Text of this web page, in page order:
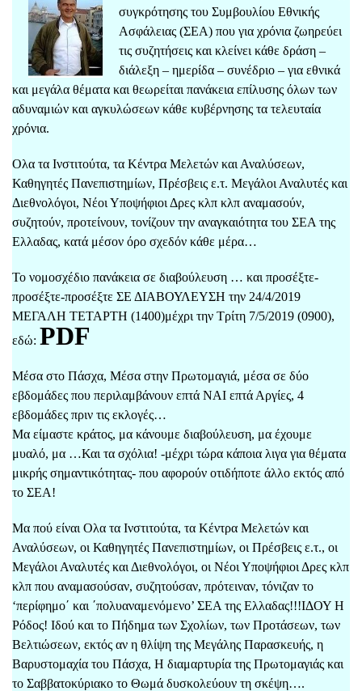
συγκρότησης του Συμβουλίου Εθνικής
Ασφάλειας (ΣΕΑ) που για χρόνια ζωηρεύει
τις συζητήσεις και κλείνει κάθε δράση –
διάλεξη – ημερίδα – συνέδριο – για εθνικά
και μεγάλα θέματα και θεωρείται πανάκεια επίλυσης όλων των
αδυναμιών και αγκυλώσεων κάθε κυβέρνησης τα τελευταία
χρόνια.
Ολα τα Ινστιτούτα, τα Κέντρα Μελετών και Αναλύσεων,
Καθηγητές Πανεπιστημίων, Πρέσβεις ε.τ. Μεγάλοι Αναλυτές και
Διεθνολόγοι, Νέοι Υποψήφιοι Δρες κλπ κλπ αναμασούν,
συζητούν, προτείνουν, τονίζουν την αναγκαιότητα του ΣΕΑ της
Ελλαδας, κατά μέσον όρο σχεδόν κάθε μέρα…
Το νομοσχέδιο πανάκεια σε διαβούλευση … και προσέξτε-
προσέξτε-προσέξτε ΣΕ ΔΙΑΒΟΥΛΕΥΣΗ την 24/4/2019
ΜΕΓΑΛΗ ΤΕΤΑΡΤΗ (1400)μέχρι την Τρίτη 7/5/2019 (0900),
εδώ: PDF
Μέσα στο Πάσχα, Μέσα στην Πρωτομαγιά, μέσα σε δύο
εβδομάδες που περιλαμβάνουν επτά ΝΑΙ επτά Αργίες, 4
εβδομάδες πριν τις εκλογές…
Μα είμαστε κράτος, μα κάνουμε διαβούλευση, μα έχουμε
μυαλό, μα …Και τα σχόλια! -μέχρι τώρα κάποια λιγα για θέματα
μικρής σημαντικότητας- που αφορούν οτιδήποτε άλλο εκτός από
το ΣΕΑ!
Μα πού είναι Ολα τα Ινστιτούτα, τα Κέντρα Μελετών και
Αναλύσεων, οι Καθηγητές Πανεπιστημίων, οι Πρέσβεις ε.τ., οι
Μεγάλοι Αναλυτές και Διεθνολόγοι, οι Νέοι Υποψήφιοι Δρες κλπ
κλπ που αναμασούσαν, συζητούσαν, πρότειναν, τόνιζαν το
‘περίφημο΄ και ΄πολυαναμενόμενο’ ΣΕΑ της Ελλαδας!!!ΙΔΟΥ Η
Ρόδος! Ιδού και το Πήδημα των Σχολίων, των Προτάσεων, των
Βελτιώσεων, εκτός αν η θλίψη της Μεγάλης Παρασκευής, η
Βαρυστομαχία του Πάσχα, Η διαμαρτυρία της Πρωτομαγιάς και
το Σαββατοκύριακο το Θωμά δυσκολεύουν τη σκέψη….